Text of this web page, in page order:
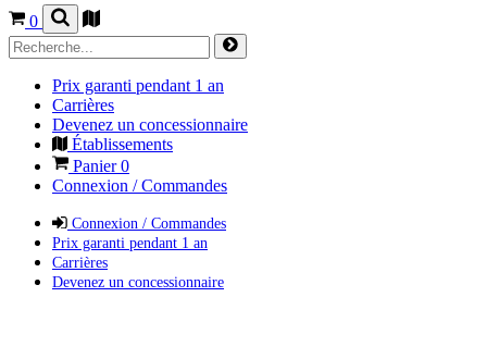
0
Prix garanti pendant 1 an
Carrières
Devenez un concessionnaire
Établissements
Panier0
Connexion / Commandes
Connexion / Commandes
Prix garanti pendant 1 an
Carrières
Devenez un concessionnaire